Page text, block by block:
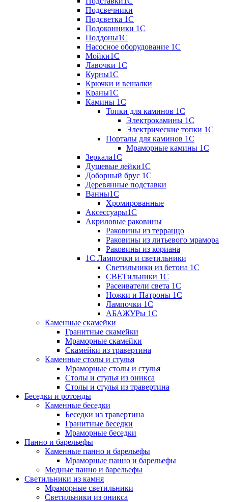
Подсвечники
Подсветка 1С
Подоконники 1С
Поддоны1С
Насосное оборудование 1С
Мойки1С
Лавочки 1С
Курны1С
Крючки и вешалки
Краны1С
Камины 1C
Топки для каминов 1C
Электрокамины 1С
Электрические топки 1C
Порталы для каминов 1С
Мраморные камины 1C
Зеркала1С
Душевые лейки1С
Доборный брус 1С
Деревянные подставки
Ванны1С
Хромированные
Аксессуары1С
Акриловые раковины
Раковины из терраццо
Раковины из литьевого мрамора
Раковины из кориана
1С Лампочки и светильники
Светильники из бетона 1С
СВЕТильники 1С
Расеиватели света 1С
Ножки и Патроны 1С
Лампочки 1С
АБАЖУРы 1С
Каменные скамейки
Гранитные скамейки
Мраморные скамейки
Скамейки из травертина
Каменные столы и стулья
Мраморные столы и стулья
Столы и стулья из оникса
Столы и стулья из травертина
Беседки и ротонды
Каменные беседки
Беседки из травертина
Гранитные беседки
Мраморные беседки
Панно и барельефы
Каменные панно и барельефы
Мраморные панно и барельефы
Медные панно и барельефы
Светильники из камня
Мраморные светильники
Светильники из оникса